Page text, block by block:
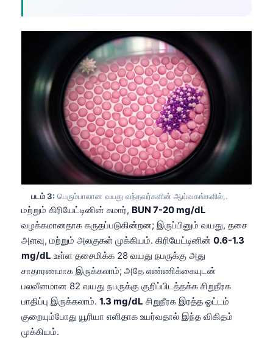
படம் 3: பெரும்பாலான வயது வந்தவர்களின் ஆய்வகங்களில்,.
மற்றும் கிரியேட்டினின் சுமார், BUN 7-20 mg/dL
வழக்கமானதாக கருதப்படுகின்றன; இருப்பினும் வயது, தசை
அளவு, மற்றும் அலகுகள் முக்கியம். கிரியேட்டினின் 0.6-1.3
mg/dL உள்ள தசைமிக்க 28 வயது நபருக்கு அது
சாதாரணமாக இருக்கலாம்; அதே எண்ணிக்கையுடன்
பலவீனமான 82 வயது நபருக்கு குறிப்பிடத்தக்க சிறுநீரக
பாதிப்பு இருக்கலாம். 1.3 mg/dL சிறுநீரக இரத்த ஓட்டம்
குறையும்போது யூரியா எளிதாக உயர்வதால் இந்த விகிதம்
முக்கியம்.